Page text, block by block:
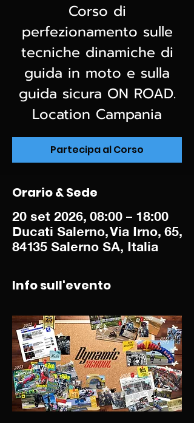
Corso di
perfezionamento sulle
tecniche dinamiche di
guida in moto e sulla
guida sicura ON ROAD.
Location Campania
Partecipa al Corso
Orario & Sede
20 set 2026, 08:00 – 18:00
Ducati Salerno, Via Irno, 65,
84135 Salerno SA, Italia
Info sull'evento